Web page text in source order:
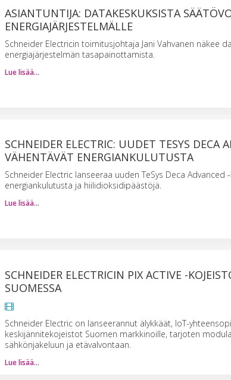
ASIANTUNTIJA: DATAKESKUKSISTA
ENERGIAJÄRJESTELMÄLLE
Schneider Electricin toimitusjohtaja Jani Vahvanen näkee
energiajärjestelmän tasapainottamista.
Lue lisää…
SCHNEIDER ELECTRIC: UUDET TESYS DECA
VÄHENTÄVÄT ENERGIANKULUTUSTA
Schneider Electric lanseeraa uuden TeSys Deca
energiankulutusta ja hiilidioksidipäästöjä.
Lue lisää…
SCHNEIDER ELECTRICIN PIX ACTIVE -
SUOMESSA
Schneider Electric on lanseerannut älykkäät, IoT-
keskijännitekojeistot Suomen markkinoille, tarjoten
sähkönjakeluun ja etävalvontaan.
Lue lisää…